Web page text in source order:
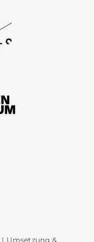
| Umsetzung &